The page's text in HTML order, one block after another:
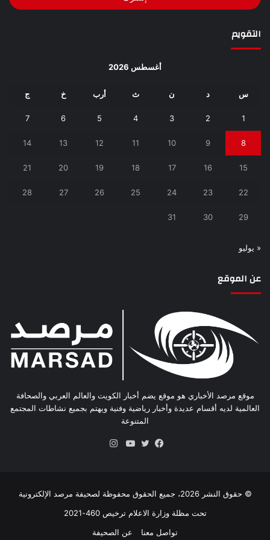
التقويم
أغسطس 2026
س د ن ث أرب خ ج
1
2
3
4
5
6
7
8
9
10
11
12
13
14
15
16
17
18
19
20
21
22
23
24
25
26
27
28
29
30
31
« يوليو
عن الموقع
موقع مرصد الأخباري هو موقع يضم أخبار الكويت والعالم العربي والصحافة
العالمية لديه أقسام عديدة وأخبار رياضية وفنية ويهتم بجميع نشاطات المجتمع
المتنوعة
© حقوق النشر 2026، جميع الحقوق محفوظة لصحيفة مرصد الإلكترونية
تحت مظلة وزارة الاعلام ترخيص 460-2021
تواصل معنا
عن الصحيفة